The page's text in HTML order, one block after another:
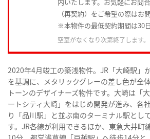
内いたします。お気軽にお問
（再契約）をご希望の際はお
※本物件の最低契約期間は30日
空室がなくなり次第終了します。
2020年4月竣工の築浅物件。JR「大崎駅」
を基調に、メタリックグレーの差し色が全
トーンのデザイナーズ物件です。大崎は「
ートシティ大崎」をはじめ開発が進み、各
り「品川駅」と並ぶ南のターミナル駅とし
す。JR各線が利用できるほか、東急大井町